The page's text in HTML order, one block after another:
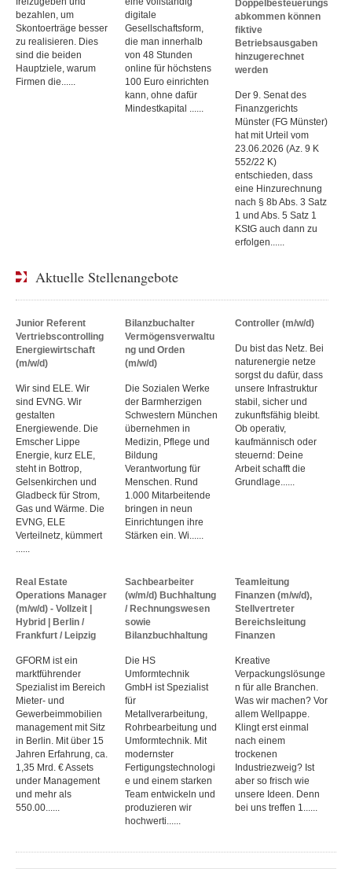
bezahlen, um
Skontoerträge besser
zu realisieren. Dies
sind die beiden
Hauptziele, warum
Firmen die......
digitale
Gesellschaftsform,
die man innerhalb
von 48 Stunden
online für höchstens
100 Euro einrichten
kann, ohne dafür
Mindestkapital ......
Doppelbesteuerungs
abkommen können
fiktive
Betriebsausgaben
hinzugerechnet
werden
Der 9. Senat des
Finanzgerichts
Münster (FG Münster)
hat mit Urteil vom
23.06.2026 (Az. 9 K
552/22 K)
entschieden, dass
eine Hinzurechnung
nach § 8b Abs. 3 Satz
1 und Abs. 5 Satz 1
KStG auch dann zu
erfolgen......
Aktuelle Stellenangebote
Junior Referent
Vertriebscontrolling
Energiewirtschaft
(m/w/d)
Wir sind ELE. Wir
sind EVNG. Wir
gestalten
Energiewende. Die
Emscher Lippe
Energie, kurz ELE,
steht in Bottrop,
Gelsenkirchen und
Gladbeck für Strom,
Gas und Wärme. Die
EVNG, ELE
Verteilnetz, kümmert
Bilanzbuchalter
Vermögensverwaltu
ng und Orden
(m/w/d)
Die Sozialen Werke
der Barmherzigen
Schwestern München
übernehmen in
Medizin, Pflege und
Bildung
Verantwortung für
Menschen. Rund
1.000 Mitarbeitende
bringen in neun
Einrichtungen ihre
Stärken ein. Wi......
Controller (m/w/d)
Du bist das Netz. Bei
naturenergie netze
sorgst du dafür, dass
unsere Infrastruktur
stabil, sicher und
zukunftsfähig bleibt.
Ob operativ,
kaufmännisch oder
steuernd: Deine
Arbeit schafft die
Grundlage......
Real Estate
Operations Manager
(m/w/d) - Vollzeit |
Hybrid | Berlin /
Frankfurt / Leipzig
GFORM ist ein
marktführender
Spezialist im Bereich
Mieter- und
Gewerbeimmobilien
management mit Sitz
in Berlin. Mit über 15
Jahren Erfahrung, ca.
1,35 Mrd. € Assets
under Management
und mehr als
550.00......
Sachbearbeiter
(w/m/d) Buchhaltung
/ Rechnungswesen
sowie
Bilanzbuchhaltung
Die HS
Umformtechnik
GmbH ist Spezialist
für
Metallverarbeitung,
Rohrbearbeitung und
Umformtechnik. Mit
modernster
Fertigungstechnologi
e und einem starken
Team entwickeln und
produzieren wir
hochwerti......
Teamleitung
Finanzen (m/w/d),
Stellvertreter
Bereichsleitung
Finanzen
Kreative
Verpackungslösunge
n für alle Branchen.
Was wir machen? Vor
allem Wellpappe.
Klingt erst einmal
nach einem
trockenen
Industriezweig? Ist
aber so frisch wie
unsere Ideen. Denn
bei uns treffen 1......